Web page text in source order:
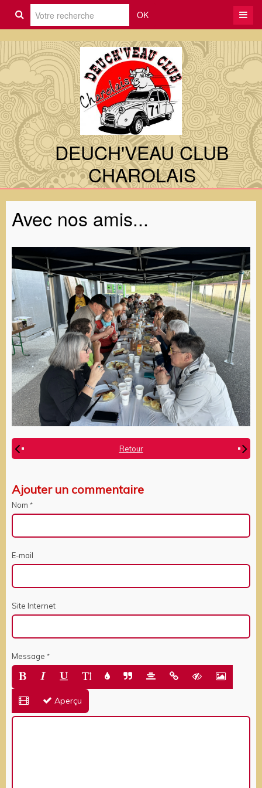
OK
DEUCH'VEAU CLUB
CHAROLAIS
Avec nos amis...
Retour
Ajouter un commentaire
Nom
E-mail
Site Internet
Message
Aperçu